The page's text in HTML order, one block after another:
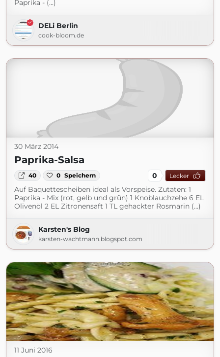
Paprika - (...)
DELi Berlin
cook-bloom.de
30 März 2014
Paprika-Salsa
40 0 Speichern 0 Lecker
Auf Baquettescheiben ideal als Vorspeise. Zutaten: 1
Paprika - Mix (rot, gelb und grün) 1 Knoblauchzehe 6 EL
Olivenöl 2 EL Zitronensaft 1 TL gehackter Rosmarin (...)
Karsten's Blog
karsten-wachtmann.blogspot.com
11 Juni 2016